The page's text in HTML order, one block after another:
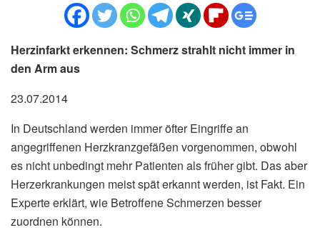
Herzinfarkt erkennen: Schmerz strahlt nicht immer in
den Arm aus
23.07.2014
In Deutschland werden immer öfter Eingriffe an
angegriffenen Herzkranzgefäßen vorgenommen, obwohl
es nicht unbedingt mehr Patienten als früher gibt. Das aber
Herzerkrankungen meist spät erkannt werden, ist Fakt. Ein
Experte erklärt, wie Betroffene Schmerzen besser
zuordnen können.